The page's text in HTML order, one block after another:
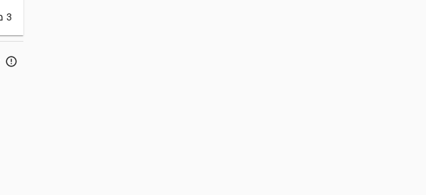
3 מארז
error_outline